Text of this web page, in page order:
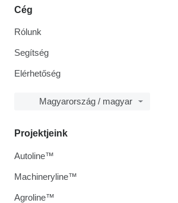
Cég
Rólunk
Segítség
Elérhetőség
Magyarország / magyar
Projektjeink
Autoline™
Machineryline™
Agroline™